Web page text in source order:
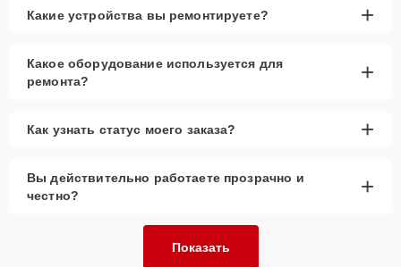
Какие устройства вы ремонтируете? +
Какое оборудование используется для
ремонта?
+
Как узнать статус моего заказа? +
Вы действительно работаете прозрачно и
честно?
+
Показать